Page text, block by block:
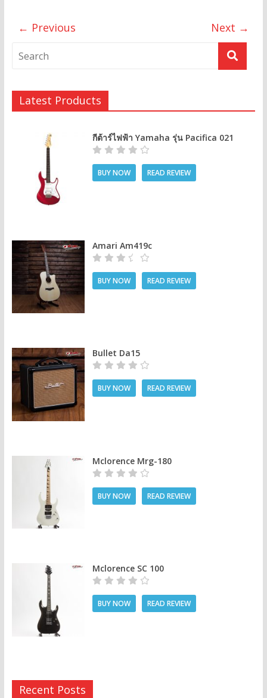
← Previous Next →
Latest Products
กีต้าร์ไฟฟ้า Yamaha รุ่น Pacifica 021
BUY NOW READ REVIEW
Amari Am419c
BUY NOW READ REVIEW
Bullet Da15
BUY NOW READ REVIEW
Mclorence Mrg-180
BUY NOW READ REVIEW
Mclorence SC 100
BUY NOW READ REVIEW
Recent Posts